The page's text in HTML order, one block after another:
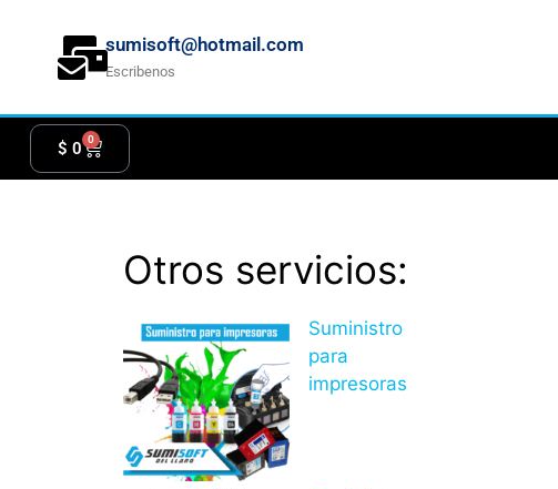
sumisoft@hotmail.com
Escribenos
$ 0 0
Otros servicios:
Suministro
para
impresoras